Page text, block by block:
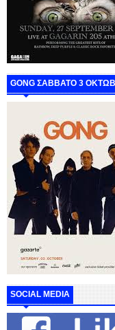
GONG ΣΑΒΒΑΤΟ 3
SOCIAL MEDIA